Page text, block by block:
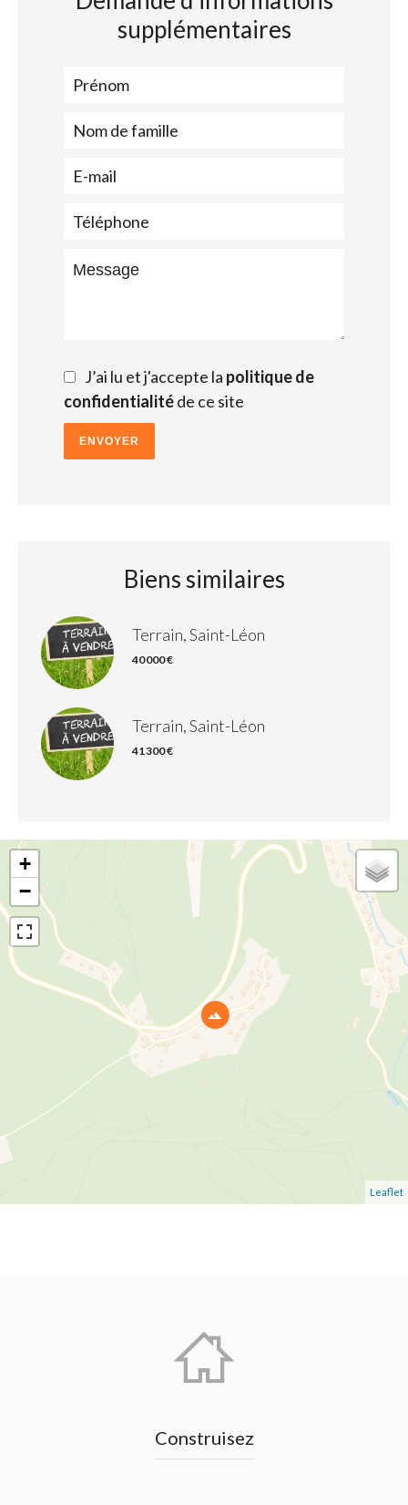
supplémentaires
J’ai lu et j'accepte la politique de
confidentialitéde ce site
ENVOYER
Biens similaires
Terrain, Saint-Léon
40 000 €
Terrain, Saint-Léon
41 300 €
+
−
Leaflet
Construisez